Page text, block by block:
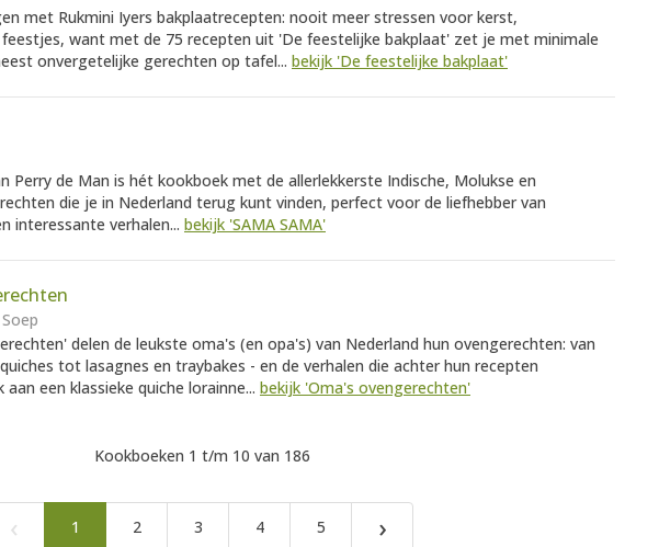
met Rukmini Iyers bakplaatrecepten: nooit meer stressen voor kerst,
want met de 75 recepten uit 'De feestelijke bakplaat' zet je met minimale
onvergetelijke gerechten op tafel... bekijk 'De feestelijke bakplaat'
Perry de Man is hét kookboek met de allerlekkerste Indische, Molukse en
die je in Nederland terug kunt vinden, perfect voor de liefhebber van
interessante verhalen... bekijk 'SAMA SAMA'
delen de leukste oma's (en opa's) van Nederland hun ovengerechten: van
tot lasagnes en traybakes - en de verhalen die achter hun recepten
aan een klassieke quiche lorainne... bekijk 'Oma's ovengerechten'
Kookboeken 1 t/m 10 van 186
‹ 1 2 3 4 5 ›